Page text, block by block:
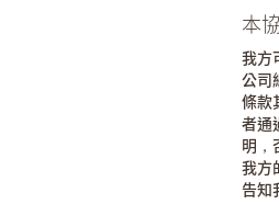
本
我方
公司
條款
者通
明，
我方
告知